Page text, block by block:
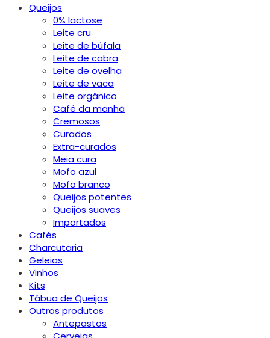
Queijos
0% lactose
Leite cru
Leite de búfala
Leite de cabra
Leite de ovelha
Leite de vaca
Leite orgânico
Café da manhã
Cremosos
Curados
Extra-curados
Meia cura
Mofo azul
Mofo branco
Queijos potentes
Queijos suaves
Importados
Cafés
Charcutaria
Geleias
Vinhos
Kits
Tábua de Queijos
Outros produtos
Antepastos